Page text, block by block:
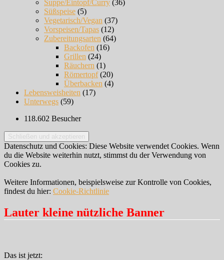
Suppe/Eintopf/Curry (36)
Süßspeise (5)
Vegetarisch/Vegan (37)
Vorspeisen/Tapas (12)
Zubereitungsarten (64)
Backofen (16)
Grillen (24)
Räuchern (1)
Römertopf(20)
Überbacken (4)
Lebensweisheiten (17)
Unterwegs (59)
118.602 Besucher
Datenschutz und Cookies: Diese Website verwendet Cookies. Wenn
du die Website weiterhin nutzt, stimmst du der Verwendung von
Cookies zu.
Weitere Informationen, beispielsweise zur Kontrolle von Cookies,
findest du hier: Cookie-Richtlinie
Lauter kleine nützliche Banner
Das ist jetzt: